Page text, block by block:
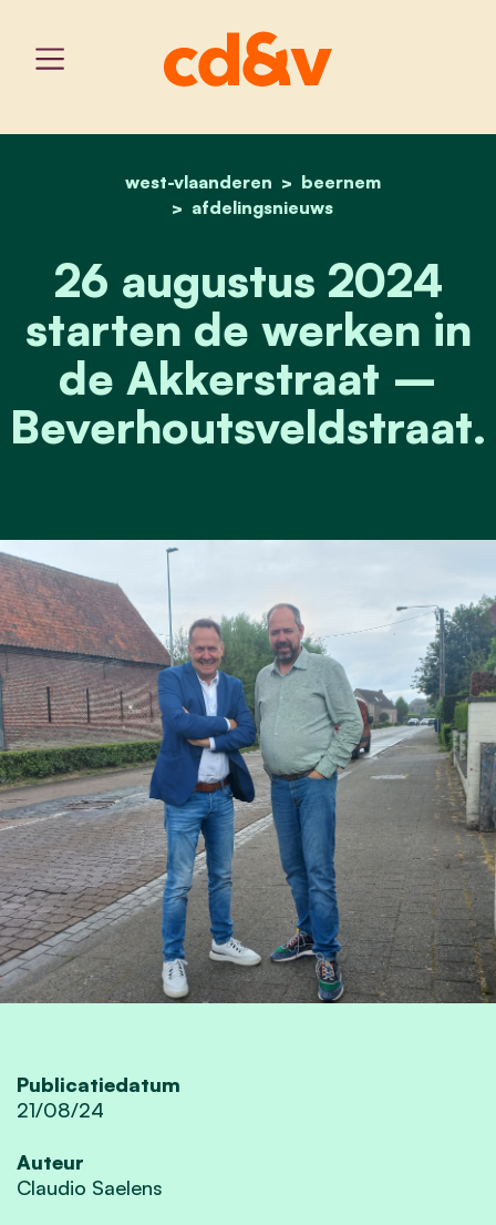
home
west-vlaanderen
beernem
afdelingsnieuws
26 augustus 2024
26 augustus 2024
starten de werken in
de Akkerstraat –
Beverhoutsveldstraat.
Publicatiedatum
21/08/24
Auteur
Claudio Saelens